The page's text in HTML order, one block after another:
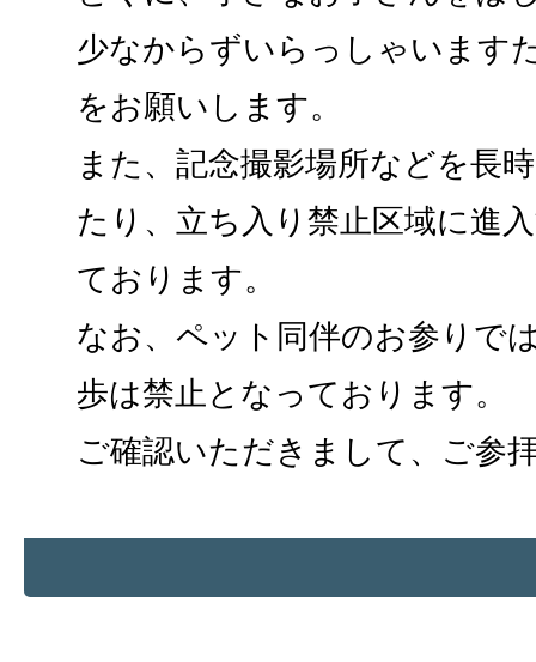
少なからずいらっしゃいます
をお願いします。
また、記念撮影場所などを長
たり、立ち入り禁止区域に進
ております。
なお、ペット同伴のお参りで
歩は禁止となっております。
ご確認いただきまして、ご参